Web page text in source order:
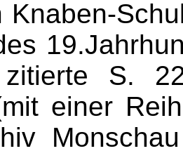
Knaben-
S.
einer